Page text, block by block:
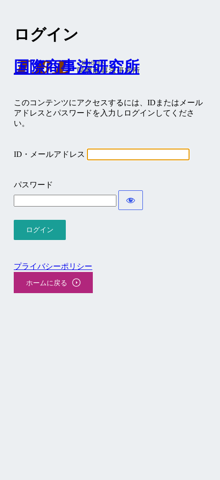
ログイン
国際商事法研究所
このコンテンツにアクセスするには、IDまたはメール
アドレスとパスワードを入力しログインしてくださ
い。
ID・メールアドレス
パスワード
プライバシーポリシー
ホームに戻る